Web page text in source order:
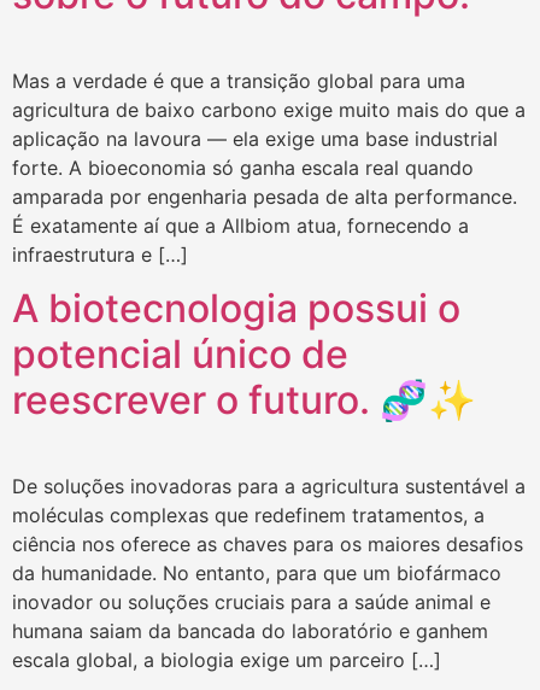
Mas a verdade é que a transição global para uma
agricultura de baixo carbono exige muito mais do que a
aplicação na lavoura — ela exige uma base industrial
forte. A bioeconomia só ganha escala real quando
amparada por engenharia pesada de alta performance.
É exatamente aí que a Allbiom atua, fornecendo a
infraestrutura e […]
A biotecnologia possui o
potencial único de
reescrever o futuro. 🧬✨
De soluções inovadoras para a agricultura sustentável a
moléculas complexas que redefinem tratamentos, a
ciência nos oferece as chaves para os maiores desafios
da humanidade. No entanto, para que um biofármaco
inovador ou soluções cruciais para a saúde animal e
humana saiam da bancada do laboratório e ganhem
escala global, a biologia exige um parceiro […]